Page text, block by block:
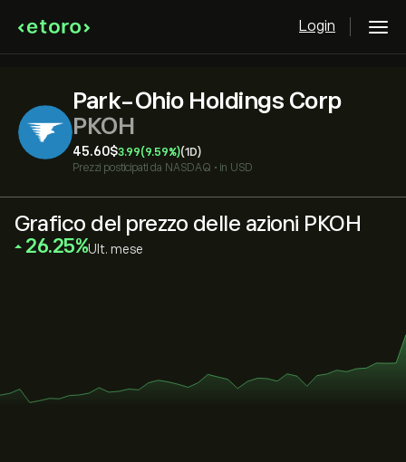
Login
Park-Ohio Holdings Corp
PKOH
45.60‎$‎3.99(9.59%)(1D)
Prezzi posticipati da NASDAQ • in USD
Grafico del prezzo delle azioni PKOH
‎26.25‎ Ult. mese